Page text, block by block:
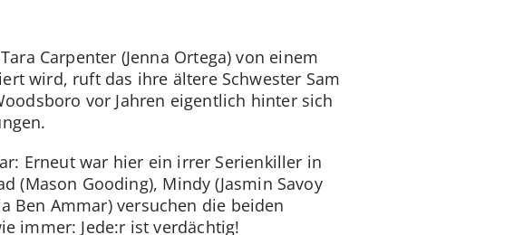
Carpenter (Jenna Ortega) von einem
wird, ruft das ihre ältere Schwester Sam
vor Jahren eigentlich hinter sich
Erneut war hier ein irrer Serienkiller in
(Mason Gooding), Mindy (Jasmin Savoy
Ben Ammar) versuchen die beiden
immer: Jede:r ist verdächtig!